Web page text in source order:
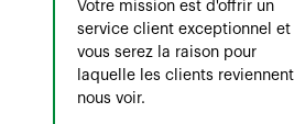
Votre mission est d'offrir un
service client exceptionnel et
vous serez la raison pour
laquelle les clients reviennent
nous voir.